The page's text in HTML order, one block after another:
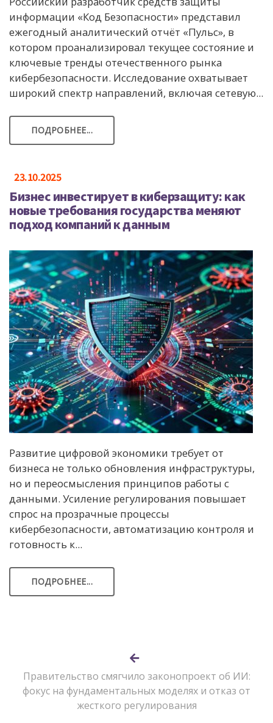
информации «Код Безопасности» представил
ежегодный аналитический отчёт «Пульс», в
котором проанализировал текущее состояние и
ключевые тренды отечественного рынка
кибербезопасности. Исследование охватывает
широкий спектр направлений, включая сетевую...
ПОДРОБНЕЕ...
23.10.2025
Бизнес инвестирует в киберзащиту: как
новые требования государства меняют
подход компаний к данным
Развитие цифровой экономики требует от
бизнеса не только обновления инфраструктуры,
но и переосмысления принципов работы с
данными. Усиление регулирования повышает
спрос на прозрачные процессы
кибербезопасности, автоматизацию контроля и
готовность к...
ПОДРОБНЕЕ...
Правительство смягчило законопроект об ИИ:
фокус на фундаментальных моделях и отказ от
жесткого регулирования